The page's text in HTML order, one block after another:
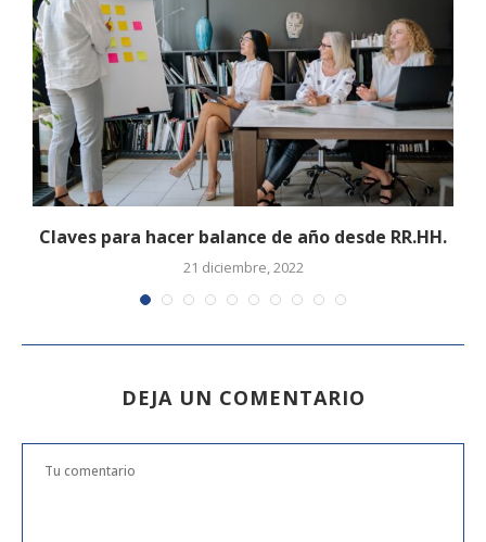
Claves para hacer balance de año desde RR.HH.
21 diciembre, 2022
DEJA UN COMENTARIO